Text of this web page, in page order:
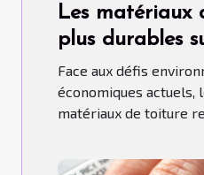
Les matériaux
plus durables
aujourd'hui
Face aux défis
économiques actuels,
matériaux de toiture